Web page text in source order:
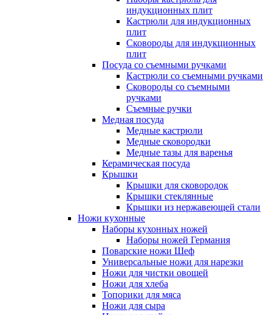
индукционных плит
Кастрюли для индукционных
плит
Сковороды для индукционных
плит
Посуда со съемными ручками
Кастрюли со съемными ручками
Сковороды со съемными
ручками
Съемные ручки
Медная посуда
Медные кастрюли
Медные сковородки
Медные тазы для варенья
Керамическая посуда
Крышки
Крышки для сковородок
Крышки стеклянные
Крышки из нержавеющей стали
Ножи кухонные
Наборы кухонных ножей
Наборы ножей Германия
Поварские ножи Шеф
Универсальные ножи для нарезки
Ножи для чистки овощей
Ножи для хлеба
Топорики для мяса
Ножи для сыра